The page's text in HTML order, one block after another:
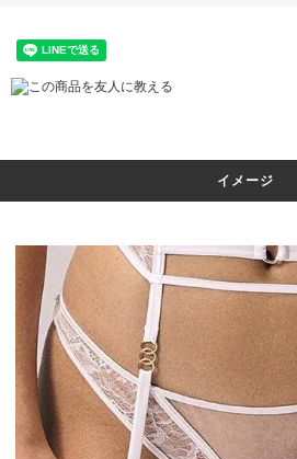
この商品を友人に教える
イメージ